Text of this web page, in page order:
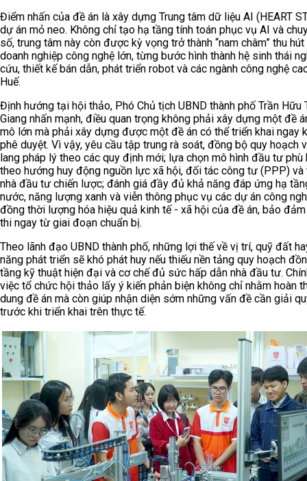
Điểm nhấn của đề án là xây dựng Trung tâm dữ liệu AI (HEART
dự án mỏ neo. Không chỉ tạo hạ tầng tính toán phục vụ AI và
số, trung tâm này còn được kỳ vọng trở thành “nam châm” thu hút
doanh nghiệp công nghệ lớn, từng bước hình thành hệ sinh thái
cứu, thiết kế bán dẫn, phát triển robot và các ngành công nghệ
Huế.
Định hướng tại hội thảo, Phó Chủ tịch UBND thành phố Trần Hữu
Giang nhấn mạnh, điều quan trọng không phải xây dựng một đề
mô lớn mà phải xây dựng được một đề án có thể triển khai ngay
phê duyệt. Vì vậy, yêu cầu tập trung rà soát, đồng bộ quy hoạch
lang pháp lý theo các quy định mới; lựa chọn mô hình đầu tư phù
theo hướng huy động nguồn lực xã hội, đối tác công tư (PPP) và
nhà đầu tư chiến lược; đánh giá đầy đủ khả năng đáp ứng hạ
nước, năng lượng xanh và viễn thông phục vụ các dự án công
đồng thời lượng hóa hiệu quả kinh tế - xã hội của đề án, bảo
thi ngay từ giai đoạn chuẩn bị.
Theo lãnh đạo UBND thành phố, những lợi thế về vị trí, quỹ đất
năng phát triển sẽ khó phát huy nếu thiếu nền tảng quy hoạch
tầng kỹ thuật hiện đại và cơ chế đủ sức hấp dẫn nhà đầu tư.
việc tổ chức hội thảo lấy ý kiến phản biện không chỉ nhằm hoàn
dung đề án mà còn giúp nhận diện sớm những vấn đề cần giải
trước khi triển khai trên thực tế.